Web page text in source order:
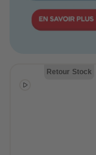
Retour Stock